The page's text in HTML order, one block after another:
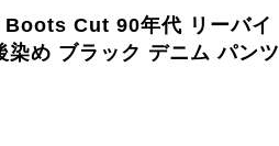
Cut 90年代 リーバイ
染め ブラック デニム パンツ